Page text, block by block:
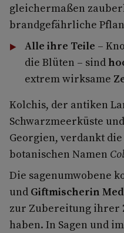
gleichermaßen
brandgefährliche
Alle ihre Teile –
die Blüten – sind
extrem wirksame
Kolchis, der antiken
Schwarzmeerküste
Georgien, verdankt
botanischen Namen
Die sagenumwobene
und Giftmischerin
zur Zubereitung ihrer
haben. In Sagen und